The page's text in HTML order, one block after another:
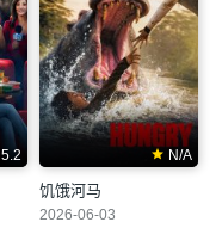
5.2 N/A
饥饿河马
2026-06-03